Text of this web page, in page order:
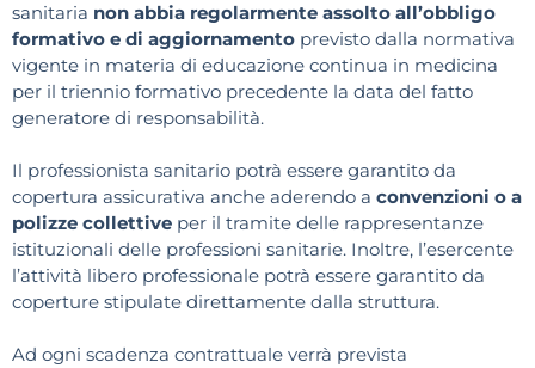
sanitaria non abbia regolarmente assolto all’obbligo
formativo e di aggiornamento previsto dalla normativa
vigente in materia di educazione continua in medicina
per il triennio formativo precedente la data del fatto
generatore di responsabilità.
Il professionista sanitario potrà essere garantito da
copertura assicurativa anche aderendo a convenzioni o a
polizze collettive per il tramite delle rappresentanze
istituzionali delle professioni sanitarie. Inoltre, l’esercente
l’attività libero professionale potrà essere garantito da
coperture stipulate direttamente dalla struttura.
Ad ogni scadenza contrattuale verrà prevista